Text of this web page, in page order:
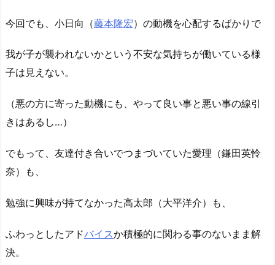
今回でも、小日向（藤本隆宏）の動機を心配するばかりで
我が子が襲われないかという不安な気持ちが働いている様
子は見えない。
（悪の方に寄った動機にも、やって良い事と悪い事の線引
きはあるし…）
でもって、友達付き合いでつまづいていた愛理（鎌田英怜
奈）も、
勉強に興味が持てなかった高太郎（大平洋介）も、
ふわっとしたアドバイスか積極的に関わる事のないまま解
決。